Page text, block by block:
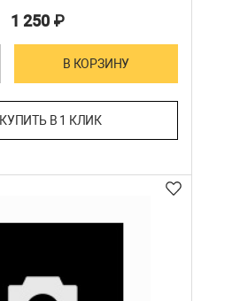
1 250₽
В КОРЗИНУ
КУПИТЬ В 1 КЛИК